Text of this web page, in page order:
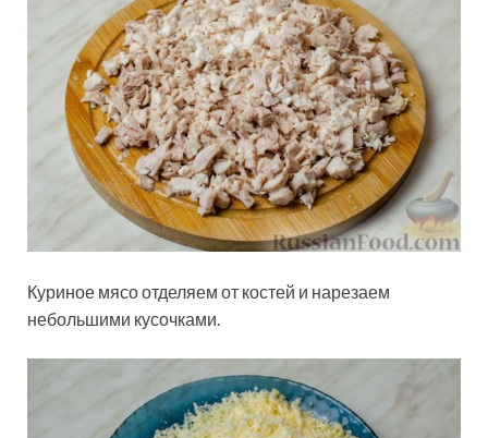
Куриное мясо отделяем от костей и нарезаем
небольшими кусочками.